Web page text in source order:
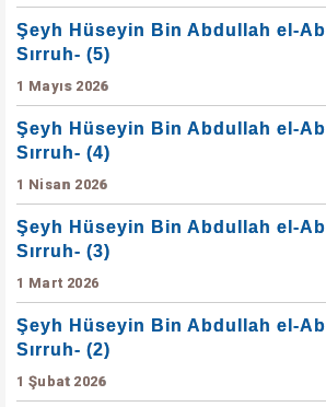
Şeyh Hüseyin Bin Abdullah el-
Sırruh- (5)
1 Mayıs 2026
Şeyh Hüseyin Bin Abdullah el-
Sırruh- (4)
1 Nisan 2026
Şeyh Hüseyin Bin Abdullah el-
Sırruh- (3)
1 Mart 2026
Şeyh Hüseyin Bin Abdullah el-
Sırruh- (2)
1 Şubat 2026